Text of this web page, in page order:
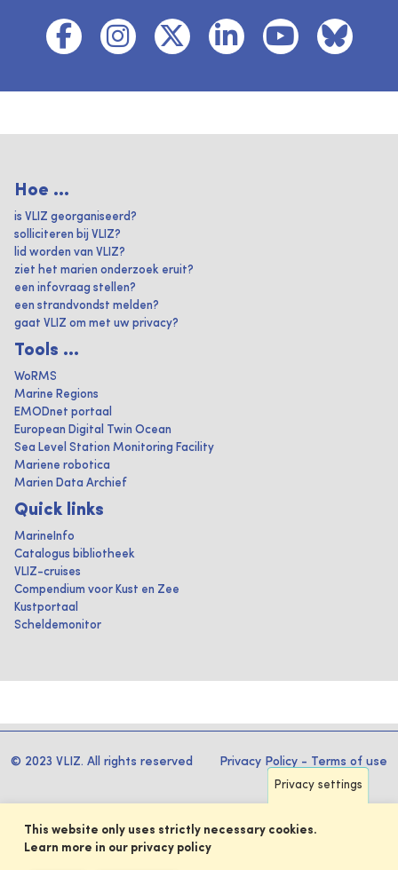
Hoe ...
is VLIZ georganiseerd?
solliciteren bij VLIZ?
lid worden van VLIZ?
ziet het marien onderzoek eruit?
een infovraag stellen?
een strandvondst melden?
gaat VLIZ om met uw privacy?
Tools ...
WoRMS
Marine Regions
EMODnet portaal
European Digital Twin Ocean
Sea Level Station Monitoring Facility
Mariene robotica
Marien Data Archief
Quick links
MarineInfo
Catalogus bibliotheek
VLIZ-cruises
Compendium voor Kust en Zee
Kustportaal
Scheldemonitor
© 2023 VLIZ. All rights reserved Privacy Policy - Terms of use
Privacy settings
This website only uses strictly necessary cookies.
Learn more in our privacy policy